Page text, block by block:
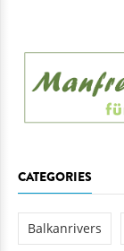
CATEGORIES
Balkanrivers